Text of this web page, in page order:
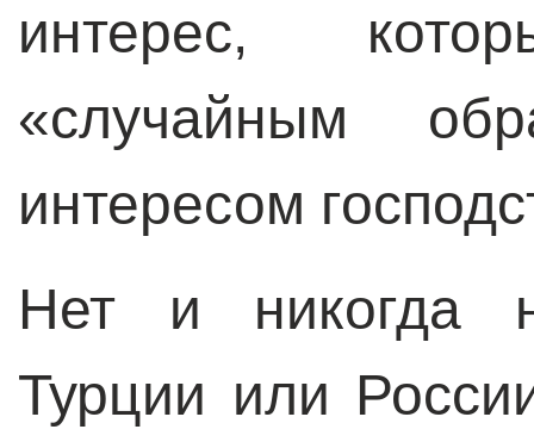
интерес,
«случайным
интересом
Нет и никогда
Турции или